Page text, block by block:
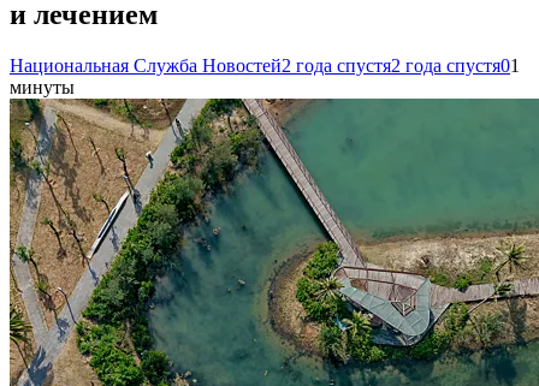
и лечением
Национальная Служба Новостей2 года спустя2 года спустя01
минуты